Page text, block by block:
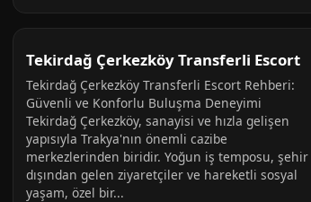
Tekirdağ Çerkezköy Transferli Escort
Tekirdağ Çerkezköy Transferli Escort Rehberi:
Güvenli ve Konforlu Buluşma Deneyimi
Tekirdağ Çerkezköy, sanayisi ve hızla gelişen
yapısıyla Trakya'nın önemli cazibe
merkezlerinden biridir. Yoğun iş temposu, şehir
dışından gelen ziyaretçiler ve hareketli sosyal
yaşam, özel bir...